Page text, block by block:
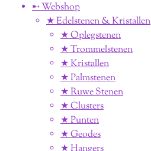
➸ Webshop
★ Edelstenen & Kristallen
★ Oplegstenen
★ Trommelstenen
★ Kristallen
★ Palmstenen
★ Ruwe Stenen
★ Clusters
★ Punten
★ Geodes